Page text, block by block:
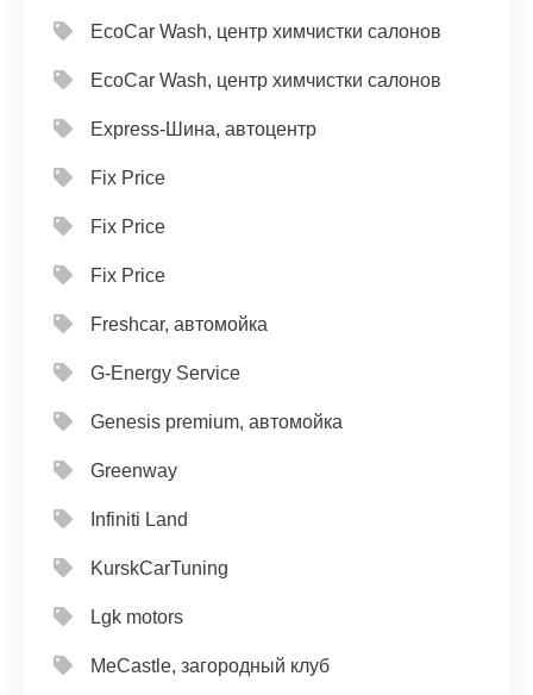
EcoCar Wash, центр химчистки салонов
EcoCar Wash, центр химчистки салонов
Express-Шина, автоцентр
Fix Price
Fix Price
Fix Price
Freshcar, автомойка
G-Energy Service
Genesis premium, автомойка
Greenway
Infiniti Land
KurskCarTuning
Lgk motors
MeCastle, загородный клуб